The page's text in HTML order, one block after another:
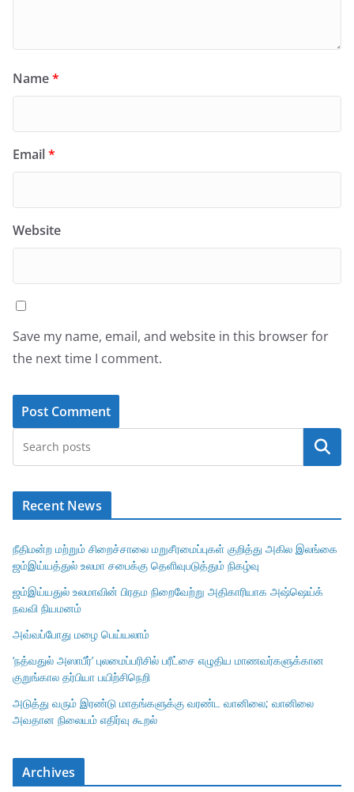
Name*
Email*
Website
Save my name, email, and website in this browser for
the next time I comment.
Search
Recent News
நீதிமன்ற மற்றும் சிறைச்சாலை மறுசீரமைப்புகள் குறித்து அகில இலங்கை
ஜம்இய்யத்துல் உலமா சபைக்கு தெளிவுபடுத்தும் நிகழ்வு
ஜம்இய்யதுல் உலமாவின் பிரதம நிறைவேற்று அதிகாரியாக அஷ்ஷெய்க்
நவவி நியமனம்
அவ்வப்போது மழை பெய்யலாம்
‘நத்வதுல் அஸாபீர்’ புலமைப்பரிசில் பரீட்சை எழுதிய மாணவர்களுக்கான
குறுங்கால தர்பியா பயிற்சிநெறி
அடுத்து வரும் இரண்டு மாதங்களுக்கு வரண்ட வானிலை; வானிலை
அவதான நிலையம் எதிர்வு கூறல்
Archives